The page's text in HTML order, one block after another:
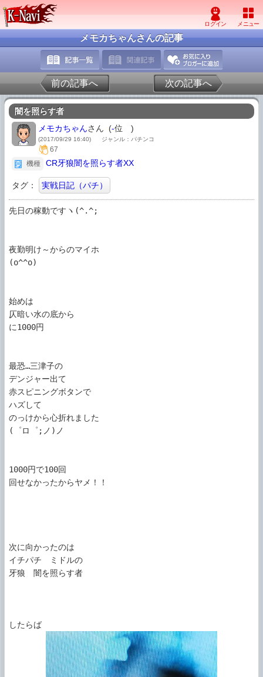
メモカちゃんさんの記事
前の記事へ 次の記事へ
闇を照らす者
メモカちゃんさん (-位 )
(2017/09/29 16:40) ジャンル：パチンコ
67
機種
CR牙狼闇を照らす者XX
タグ： 実戦日記（パチ）
先日の稼動ですヽ(^.^;
夜勤明け～からのマイホ
(o^^o)
始めは
仄暗い水の底から
に1000円
最恐…三津子の
デンジャー出て
赤スピニングボタンで
ハズして
のっけから心折れました
(゜ロ゜;ノ)ノ
1000円で100回
回せなかったからヤメ！！
次に向かったのは
イチパチ　ミドルの
牙狼　闇を照らす者